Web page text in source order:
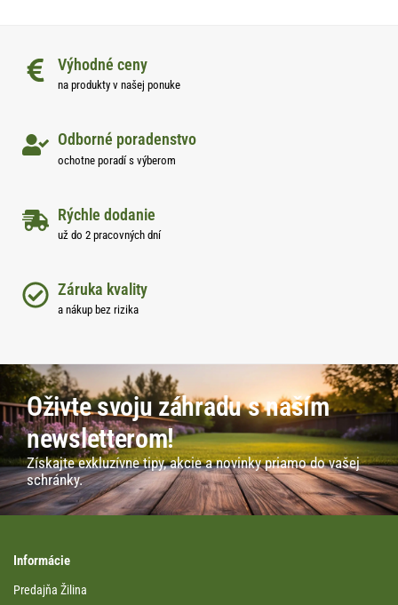
Výhodné ceny
na produkty v našej ponuke
Odborné poradenstvo
ochotne poradí s výberom
Rýchle dodanie
už do 2 pracovných dní
Záruka kvality
a nákup bez rizika
Oživte svoju záhradu s naším
newsletterom!
Získajte exkluzívne tipy, akcie a novinky priamo do vašej
schránky.
Informácie
Predajňa Žilina